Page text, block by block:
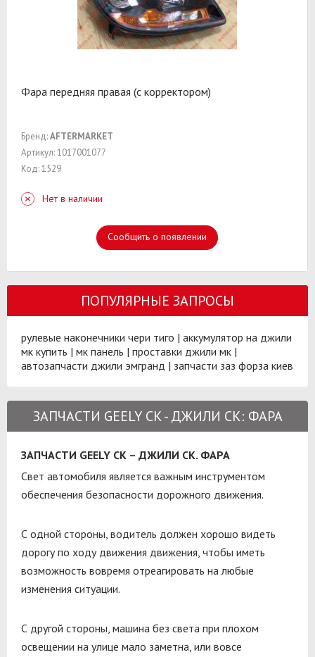
Фара передняя правая (с корректором)
Бренд:AFTERMARKET
Артикул: 1017001077
Код: 1529
Нет в наличии
Сообщить о появлении
ПОПУЛЯРНЫЕ ЗАПРОСЫ
рулевые наконечники чери тиго | аккумулятор на джили
мк купить | мк панель | проставки джили мк |
автозапчасти джили эмгранд | запчасти заз форза киев
ЗАПЧАСТИ GEELY CK - ДЖИЛИ СК: ФАРА
ЗАПЧАСТИ GEELY CK – ДЖИЛИ СК. ФАРА
Свет автомобиля является важным инструментом
обеспечения безопасности дорожного движения.
С одной стороны, водитель должен хорошо видеть
дорогу по ходу движения движения, чтобы иметь
возможность вовремя отреагировать на любые
изменения ситуации.
С другой стороны, машина без света при плохом
освещении на улице мало заметна, или вовсе